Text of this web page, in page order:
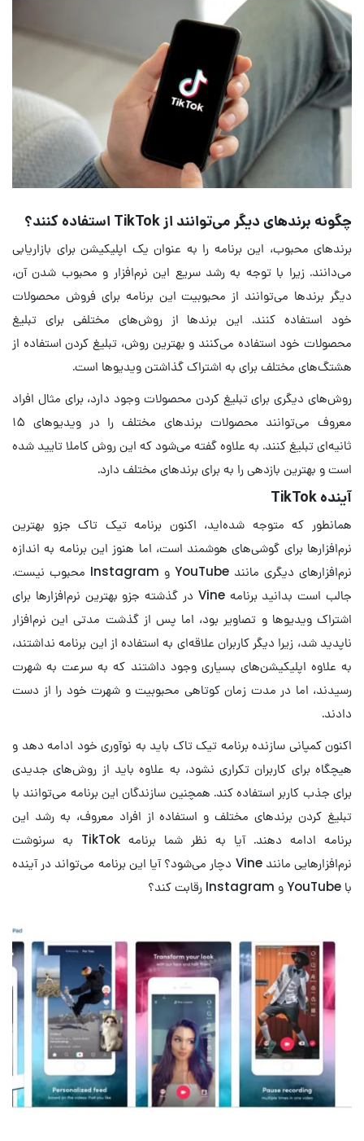
چگونه برندهای دیگر می‌توانند از TikTok استفاده کنند؟
برندهای محبوب، این برنامه را به عنوان یک اپلیکیشن برای بازاریابی
می‌دانند. زیرا با توجه به رشد سریع این نرم‌افزار و محبوب شدن آن،
دیگر برندها می‌توانند از محبوبیت این برنامه برای فروش محصولات
خود استفاده کنند. این برندها از روش‌های مختلفی برای تبلیغ
محصولات خود استفاده می‌کنند و بهترین روش، تبلیغ کردن استفاده از
هشتگ‌های مختلف برای به اشتراک گذاشتن ویدیوها است.
روش‌های دیگری برای تبلیغ کردن محصولات وجود دارد، برای مثال افراد
معروف می‌توانند محصولات برندهای مختلف را در ویدیوهای ۱۵
ثانیه‌ای تبلیغ کنند. به علاوه گفته می‌شود که این روش کاملا تایید شده
است و بهترین بازدهی را به برای برندهای مختلف دارد.
آینده TikTok
همانطور که متوجه شده‌اید، اکنون برنامه تیک تاک جزو بهترین
نرم‌افزارها برای گوشی‌های هوشمند است، اما هنوز این برنامه به اندازه
نرم‌افزارهای دیگری مانند YouTube و Instagram محبوب نیست.
جالب است بدانید برنامه Vine در گذشته جزو بهترین نرم‌افزارها برای
اشتراک ویدیوها و تصاویر بود، اما پس از گذشت مدتی این نرم‌افزار
ناپدید شد، زیرا دیگر کاربران علاقه‌ای به استفاده از این برنامه نداشتند،
به علاوه اپلیکیشن‌های بسیاری وجود داشتند که به سرعت به شهرت
رسیدند، اما در مدت زمان کوتاهی محبوبیت و شهرت خود را از دست
دادند.
اکنون کمپانی سازنده برنامه تیک تاک باید به نوآوری خود ادامه دهد و
هیچگاه برای کاربران تکراری نشود، به علاوه باید از روش‌های جدیدی
برای جذب کاربر استفاده کند. همچنین سازندگان این برنامه می‌توانند با
تبلیغ کردن برند‌های مختلف و استفاده از افراد معروف، به رشد این
برنامه ادامه دهند. آیا به نظر شما برنامه TikTok به سرنوشت
نرم‌افزارهایی مانند Vine دچار می‌شود؟ آیا این برنامه می‌تواند در آینده
با YouTube و Instagram رقابت کند؟